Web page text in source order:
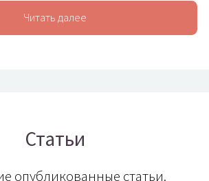
Читать далее
Статьи
опубликованные статьи.